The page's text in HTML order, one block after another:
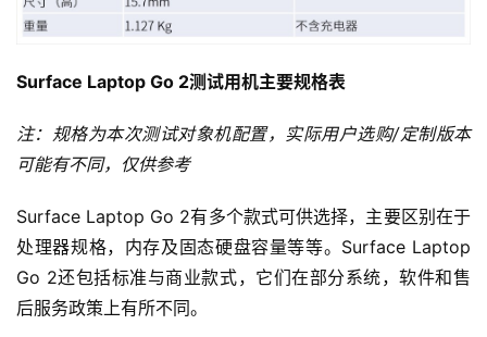
Surface Laptop Go 2测试用机主要规格表
注：规格为本次测试对象机配置，实际用户选购/定制版本
可能有不同，仅供参考
Surface Laptop Go 2有多个款式可供选择，主要区别在于
处理器规格，内存及固态硬盘容量等等。Surface Laptop
Go 2还包括标准与商业款式，它们在部分系统，软件和售
后服务政策上有所不同。